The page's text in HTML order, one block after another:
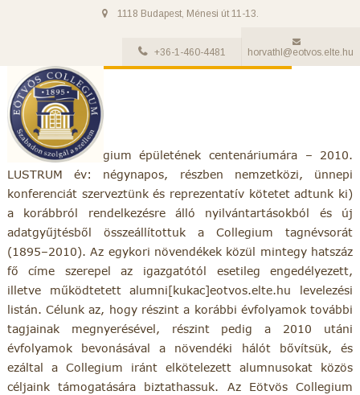
1118 Budapest, Ménesi út 11-13.
+36-1-460-4481 horvathl@eotvos.elte.hu
Az Eötvös Collegium épületének centenáriumára – 2010.
LUSTRUM év: négynapos, részben nemzetközi, ünnepi
konferenciát szerveztünk és reprezentatív kötetet adtunk ki)
a korábbról rendelkezésre álló nyilvántartásokból és új
adatgyűjtésből összeállítottuk a Collegium tagnévsorát
(1895–2010). Az egykori növendékek közül mintegy hatszáz
fő címe szerepel az igazgatótól esetileg engedélyezett,
illetve működtetett alumni[kukac]eotvos.elte.hu levelezési
listán. Célunk az, hogy részint a korábbi évfolyamok további
tagjainak megnyerésével, részint pedig a 2010 utáni
évfolyamok bevonásával a növendéki hálót bővítsük, és
ezáltal a Collegium iránt elkötelezett alumnusokat közös
céljaink támogatására biztathassuk. Az Eötvös Collegium